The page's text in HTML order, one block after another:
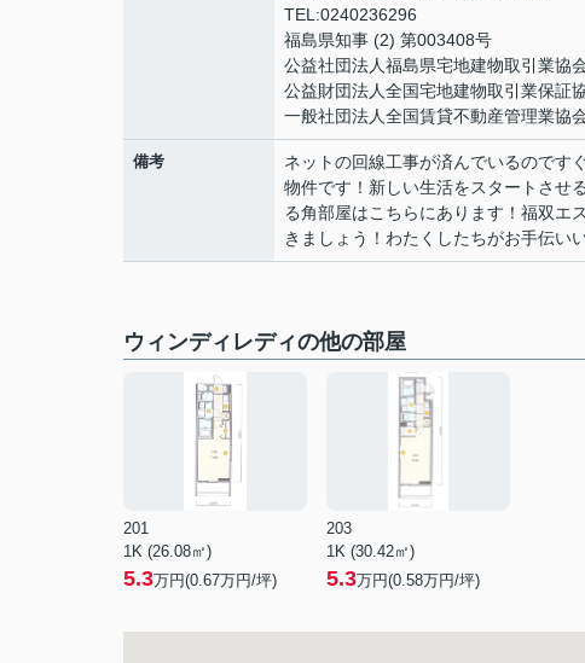
TEL:0240236296
福島県知事 (2) 第003408号
公益社団法人福島県宅地建物取引業協
公益財団法人全国宅地建物取引業保証
一般社団法人全国賃貸不動産管理業協
備考
ネットの回線工事が済んでいるのです
物件です！新しい生活をスタートさせ
る角部屋はこちらにあります！福双エ
きましょう！わたくしたちがお手伝い
ウィンディレディの他の部屋
201
1K (26.08㎡)
5.3万円(0.67万円/坪)
203
1K (30.42㎡)
5.3万円(0.58万円/坪)